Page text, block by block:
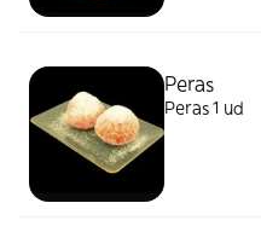
Peras
Peras 1 ud